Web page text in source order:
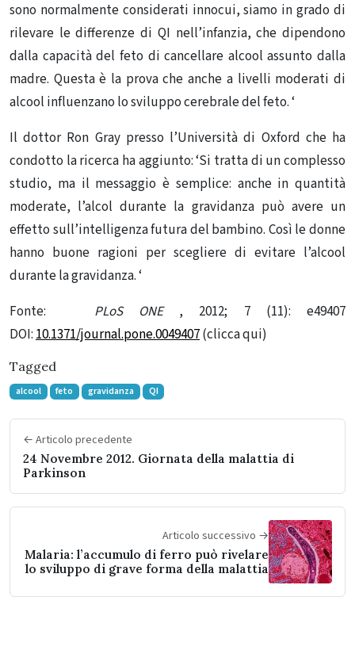
sono normalmente considerati innocui, siamo in grado di
rilevare le differenze di QI nell’infanzia, che dipendono
dalla capacità del feto di cancellare alcool assunto dalla
madre. Questa è la prova che anche a livelli moderati di
alcool influenzano lo sviluppo cerebrale del feto. ‘
Il dottor Ron Gray presso l’Università di Oxford che ha
condotto la ricerca ha aggiunto: ‘Si tratta di un complesso
studio, ma il messaggio è semplice: anche in quantità
moderate, l’alcol durante la gravidanza può avere un
effetto sull’intelligenza futura del bambino. Così le donne
hanno buone ragioni per scegliere di evitare l’alcool
durante la gravidanza. ‘
Fonte:
PLoS ONE, 2012; 7 (11): e49407
DOI:10.1371/journal.pone.0049407(clicca qui)
Tagged
alcool feto gravidanza QI
← Articolo precedente
24 Novembre 2012. Giornata della malattia di
Parkinson
Articolo successivo →
Malaria: l’accumulo di ferro può rivelare
lo sviluppo di grave forma della malattia